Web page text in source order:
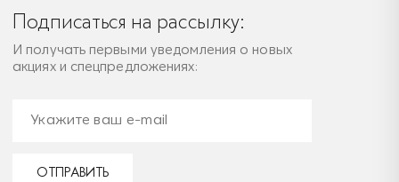
Подписаться на рассылку:
И получать первыми уведомления о новых
акциях и спецпредложениях:
ОТПРАВИТЬ